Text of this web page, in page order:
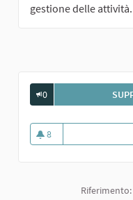
gestione delle attività.
0
8
8 sostenitori
Riferimento: